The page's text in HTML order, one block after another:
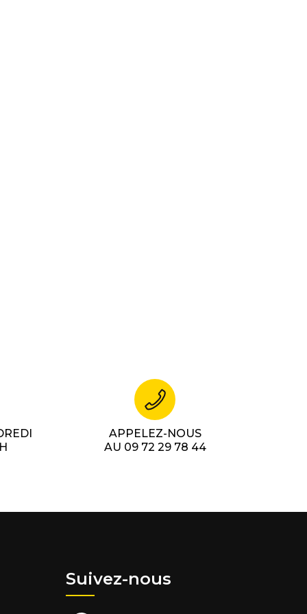
APPELEZ-NOUS
AU 09 72 29 78 44
Suivez-nous